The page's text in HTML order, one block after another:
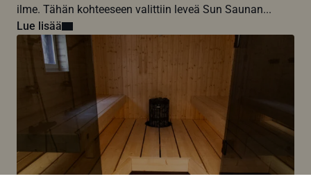
ilme. Tähän kohteeseen valittiin leveä Sun Saunan...
Lue lisää